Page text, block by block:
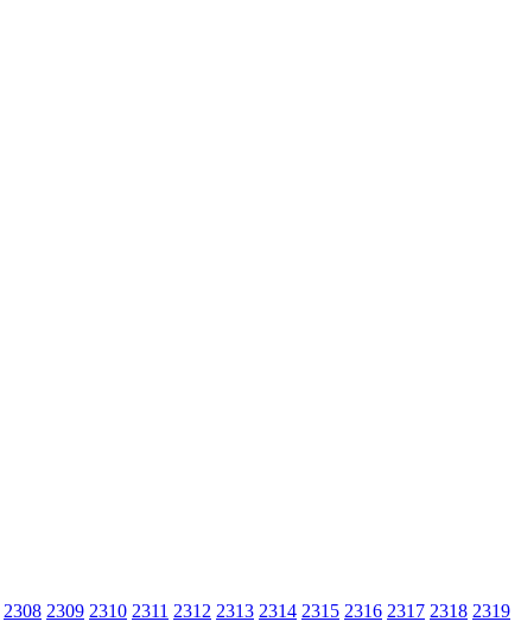
2308 2309 2310 2311 2312 2313 2314 2315 2316 2317 2318 2319